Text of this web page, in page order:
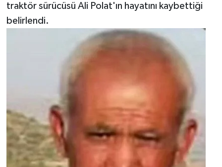
traktör sürücüsü Ali Polat'ın hayatını kaybettiği
belirlendi.